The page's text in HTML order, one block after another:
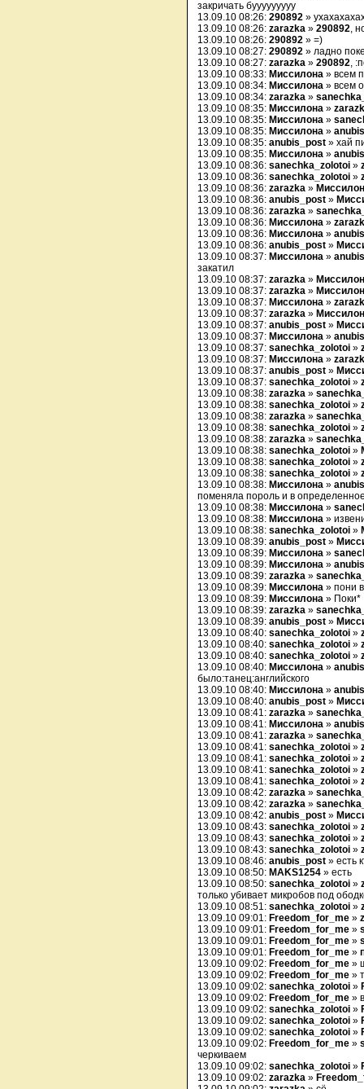
закричать бууууууууу
13.09.10 08:26: 290892 »
13.09.10 08:26: zarazka » 290892,
13.09.10 08:26: 290892 » =)
13.09.10 08:27: 290892 » ладно
13.09.10 08:27: zarazka » 290892,
13.09.10 08:33: Миссилона » всем
13.09.10 08:34: Миссилона » всем
13.09.10 08:34: zarazka »
13.09.10 08:35: Миссилона »
13.09.10 08:35: Миссилона »
13.09.10 08:35: Миссилона »
13.09.10 08:35: anubis_post » хай
13.09.10 08:35: Миссилона »
13.09.10 08:36: sanechka_zolotoi »
13.09.10 08:36: sanechka_zolotoi »
13.09.10 08:36: zarazka »
13.09.10 08:36: anubis_post »
13.09.10 08:36: zarazka »
13.09.10 08:36: Миссилона »
13.09.10 08:36: Миссилона »
13.09.10 08:36: anubis_post »
13.09.10 08:37: Миссилона »
закатил
13.09.10 08:37: zarazka »
13.09.10 08:37: zarazka »
13.09.10 08:37: Миссилона »
13.09.10 08:37: zarazka »
13.09.10 08:37: anubis_post »
13.09.10 08:37: Миссилона »
13.09.10 08:37: sanechka_zolotoi »
13.09.10 08:37: Миссилона »
13.09.10 08:37: anubis_post »
13.09.10 08:37: sanechka_zolotoi »
13.09.10 08:38: zarazka »
13.09.10 08:38: sanechka_zolotoi »
13.09.10 08:38: zarazka »
13.09.10 08:38: sanechka_zolotoi »
13.09.10 08:38: zarazka »
13.09.10 08:38: sanechka_zolotoi »
13.09.10 08:38: sanechka_zolotoi »
13.09.10 08:38: sanechka_zolotoi »
13.09.10 08:38: Миссилона »
поменяла пороль и в
13.09.10 08:38: Миссилона »
13.09.10 08:38: Миссилона »
13.09.10 08:38: sanechka_zolotoi »
13.09.10 08:39: anubis_post »
13.09.10 08:39: Миссилона »
13.09.10 08:39: Миссилона »
13.09.10 08:39: zarazka »
13.09.10 08:39: Миссилона » пони
13.09.10 08:39: Миссилона » Поки*
13.09.10 08:39: zarazka »
13.09.10 08:39: anubis_post »
13.09.10 08:40: sanechka_zolotoi »
13.09.10 08:40: sanechka_zolotoi »
13.09.10 08:40: sanechka_zolotoi »
13.09.10 08:40: Миссилона »
было:танец:английского
13.09.10 08:40: Миссилона »
13.09.10 08:40: anubis_post »
13.09.10 08:41: zarazka »
13.09.10 08:41: Миссилона »
13.09.10 08:41: zarazka »
13.09.10 08:41: sanechka_zolotoi »
13.09.10 08:41: sanechka_zolotoi »
13.09.10 08:41: sanechka_zolotoi »
13.09.10 08:41: sanechka_zolotoi »
13.09.10 08:42: zarazka »
13.09.10 08:42: zarazka »
13.09.10 08:42: anubis_post »
13.09.10 08:43: sanechka_zolotoi »
13.09.10 08:43: sanechka_zolotoi »
13.09.10 08:43: sanechka_zolotoi »
13.09.10 08:46: anubis_post » есть
13.09.10 08:50: MAKS1254 » есть
13.09.10 08:50: sanechka_zolotoi »
только убивает микробов под
13.09.10 08:51: sanechka_zolotoi »
13.09.10 09:01: Freedom_for_me »
13.09.10 09:01: Freedom_for_me »
13.09.10 09:01: Freedom_for_me »
13.09.10 09:01: Freedom_for_me »
13.09.10 09:02: Freedom_for_me »
13.09.10 09:02: Freedom_for_me »
13.09.10 09:02: sanechka_zolotoi »
13.09.10 09:02: Freedom_for_me »
13.09.10 09:02: sanechka_zolotoi »
13.09.10 09:02: sanechka_zolotoi »
13.09.10 09:02: sanechka_zolotoi »
13.09.10 09:02: Freedom_for_me »
черкиваем
13.09.10 09:02: sanechka_zolotoi »
13.09.10 09:02: zarazka »